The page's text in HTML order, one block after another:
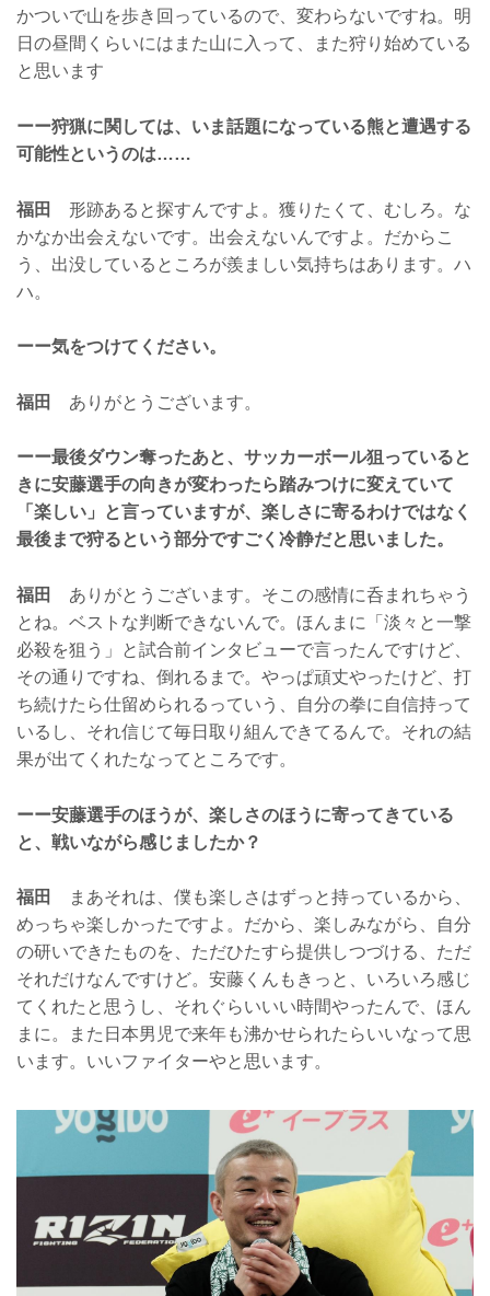
かついで山を歩き回っているので、変わらないですね。明
日の昼間くらいにはまた山に入って、また狩り始めている
と思います
ーー狩猟に関しては、いま話題になっている熊と遭遇する
可能性というのは……
福田
形跡あると探すんですよ。獲りたくて、むしろ。な
かなか出会えないです。出会えないんですよ。だからこ
う、出没しているところが羨ましい気持ちはあります。ハ
ハ。
ーー気をつけてください。
福田 ありがとうございます。
ーー最後ダウン奪ったあと、サッカーボール狙っていると
きに安藤選手の向きが変わったら踏みつけに変えていて
「楽しい」と言っていますが、楽しさに寄るわけではなく
最後まで狩るという部分ですごく冷静だと思いました。
福田
ありがとうございます。そこの感情に呑まれちゃう
とね。ベストな判断できないんで。ほんまに「淡々と一撃
必殺を狙う」と試合前インタビューで言ったんですけど、
その通りですね、倒れるまで。やっぱ頑丈やったけど、打
ち続けたら仕留められるっていう、自分の拳に自信持って
いるし、それ信じて毎日取り組んできてるんで。それの結
果が出てくれたなってところです。
ーー安藤選手のほうが、楽しさのほうに寄ってきている
と、戦いながら感じましたか？
福田
まあそれは、僕も楽しさはずっと持っているから、
めっちゃ楽しかったですよ。だから、楽しみながら、自分
の研いできたものを、ただひたすら提供しつづける、ただ
それだけなんですけど。安藤くんもきっと、いろいろ感じ
てくれたと思うし、それぐらいいい時間やったんで、ほん
まに。また日本男児で来年も沸かせられたらいいなって思
います。いいファイターやと思います。